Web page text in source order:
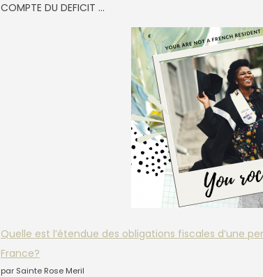
COMPTE DU DEFICIT …
Quelle est l’étendue des obligations fiscales d’une
France?
par Sainte Rose Meril